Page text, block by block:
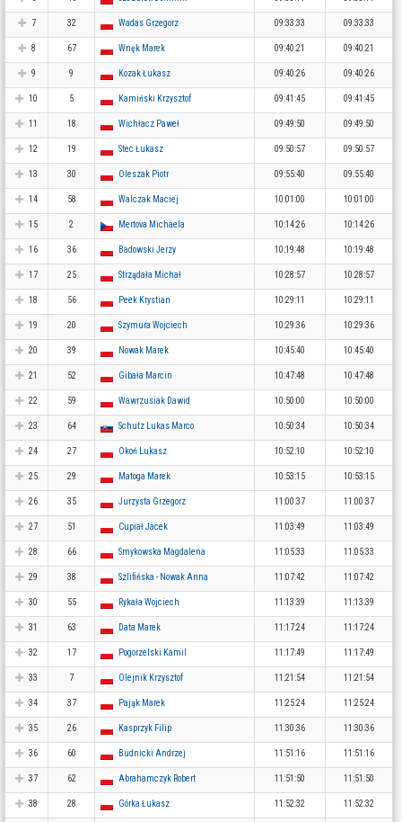
7 32 Wadas Grzegorz 09:33:33 09:33:33
8 67 Wnęk Marek 09:40:21 09:40:21
9 9 Kozak Łukasz 09:40:26 09:40:26
10 5 Kamiński Krzysztof 09:41:45 09:41:45
11 18 Wichłacz Paweł 09:49:50 09:49:50
12 19 Stec Łukasz 09:50:57 09:50:57
13 30 Oleszak Piotr 09:55:40 09:55:40
14 58 Walczak Maciej 10:01:00 10:01:00
15 2 Mertova Michaela 10:14:26 10:14:26
16 36 Badowski Jerzy 10:19:48 10:19:48
17 25 Strządała Michał 10:28:57 10:28:57
18 56 Peek Krystian 10:29:11 10:29:11
19 20 Szymura Wojciech 10:29:36 10:29:36
20 39 Nowak Marek 10:45:40 10:45:40
21 52 Gibała Marcin 10:47:48 10:47:48
22 59 Wawrzusiak Dawid 10:50:00 10:50:00
23 64 Schutz Lukas Marco 10:50:34 10:50:34
24 27 Okoń Lukasz 10:52:10 10:52:10
25 29 Matoga Marek 10:53:15 10:53:15
26 35 Jurzysta Grzegorz 11:00:37 11:00:37
27 51 Cupiał Jacek 11:03:49 11:03:49
28 66 Smykowska Magdalena 11:05:33 11:05:33
29 38 Szlifińska - Nowak Anna 11:07:42 11:07:42
30 55 Rykała Wojciech 11:13:39 11:13:39
31 63 Data Marek 11:17:24 11:17:24
32 17 Pogorzelski Kamil 11:17:49 11:17:49
33 7 Olejnik Krzysztof 11:21:54 11:21:54
34 37 Pająk Marek 11:25:24 11:25:24
35 26 Kasprzyk Filip 11:30:36 11:30:36
36 60 Budnicki Andrzej 11:51:16 11:51:16
37 62 Abrahamczyk Robert 11:51:50 11:51:50
38 28 Górka Łukasz 11:52:32 11:52:32